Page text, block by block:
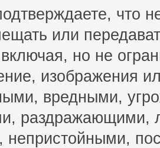
что
или
но не
изображения
вредными,
раздражающими,
непристойными,